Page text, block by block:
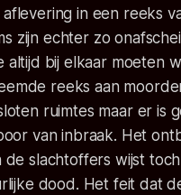
in een reeks
zijn echter zo
altijd bij elkaar moeten
reeks aan
ruimtes maar er is
van inbraak. Het
de slachtoffers wijst
dood. Het feit dat